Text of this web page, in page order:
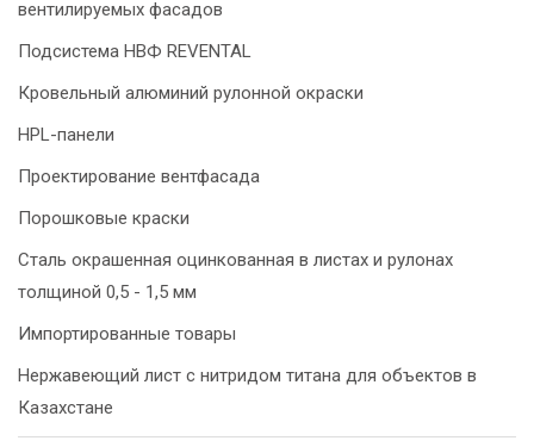
вентилируемых фасадов
Подсистема НВФ REVENTAL
Кровельный алюминий рулонной окраски
HPL-панели
Проектирование вентфасада
Порошковые краски
Сталь окрашенная оцинкованная в листах и рулонах
толщиной 0,5 - 1,5 мм
Импортированные товары
Нержавеющий лист с нитридом титана для объектов в
Казахстане